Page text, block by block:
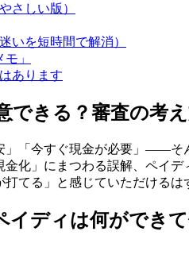
さしい版）
いを短時間で解消）
」
あります
できる？審査の考
」「今すぐ現金が必要」——
化」にまつわる誤解、ペイ
てる」と感じていただける
イディは何ができ